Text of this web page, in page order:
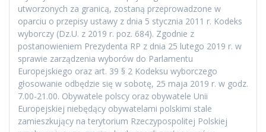
utworzonych za granicą, zostaną przeprowadzone w
oparciu o przepisy ustawy z dnia 5 stycznia 2011 r. Kodeks
wyborczy (Dz.U. z 2019 r. poz. 684). Zgodnie z
postanowieniem Prezydenta RP z dnia 25 lutego 2019 r. w
sprawie zarządzenia wyborów do Parlamentu
Europejskiego oraz art. 39 § 2 Kodeksu wyborczego
głosowanie odbędzie się w sobotę, 25 maja 2019 r. w godz.
7.00-21.00. Obywatele polscy oraz obywatele Unii
Europejskiej niebędący obywatelami polskimi stale
zamieszkujący na terytorium Rzeczypospolitej Polskiej